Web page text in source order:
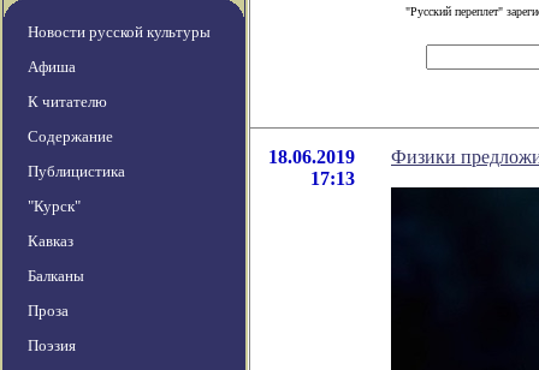
Новости русской культуры
Афиша
К читателю
Содержание
Публицистика
"Курск"
Кавказ
Балканы
Проза
Поэзия
"Русский переплет"
18.06.2019
17:13
Физики